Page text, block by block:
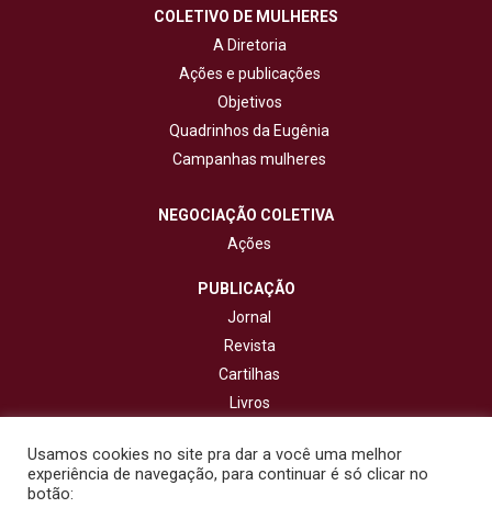
COLETIVO DE MULHERES
A Diretoria
Ações e publicações
Objetivos
Quadrinhos da Eugênia
Campanhas mulheres
NEGOCIAÇÃO COLETIVA
Ações
PUBLICAÇÃO
Jornal
Revista
Cartilhas
Livros
CONTATO
Usamos cookies no site pra dar a você uma melhor
experiência de navegação, para continuar é só clicar no
botão: